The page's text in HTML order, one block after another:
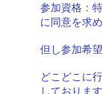
参加資格：
に同意を求
但し参加希
どこどこに
しております